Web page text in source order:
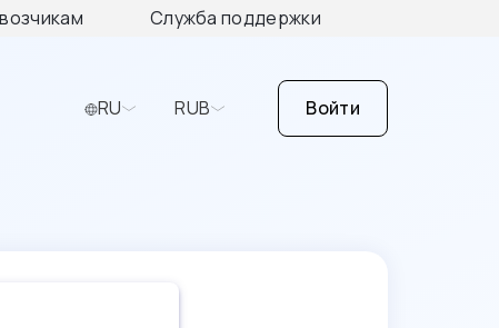
Служба поддержки
RU RUB Войти